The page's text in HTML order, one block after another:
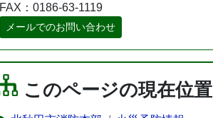
FAX：0186-63-1119
メールでのお問い合わせ
このページの現在位置